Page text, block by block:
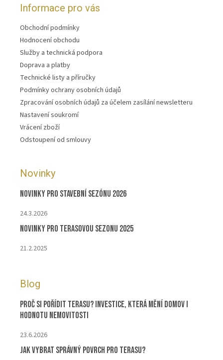
Informace pro vás
Obchodní podmínky
Hodnocení obchodu
Služby a technická podpora
Doprava a platby
Technické listy a příručky
Podmínky ochrany osobních údajů
Zpracování osobních údajů za účelem zasílání newsletteru
Nastavení soukromí
Vrácení zboží
Odstoupení od smlouvy
Novinky
Novinky pro stavební sezónu 2026
24.3.2026
Novinky pro terasovou sezonu 2025
21.2.2025
Blog
Proč si pořídit terasu? Investice, která mění domov i
hodnotu nemovitosti
23.6.2026
Jak vybrat správný povrch pro terasu?